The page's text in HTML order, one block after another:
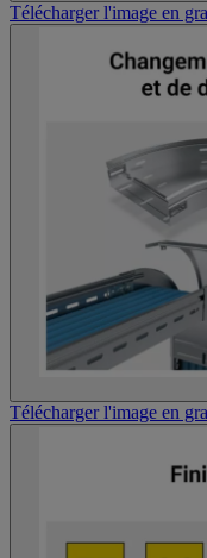
Télécharger l'image en
Télécharger l'image en